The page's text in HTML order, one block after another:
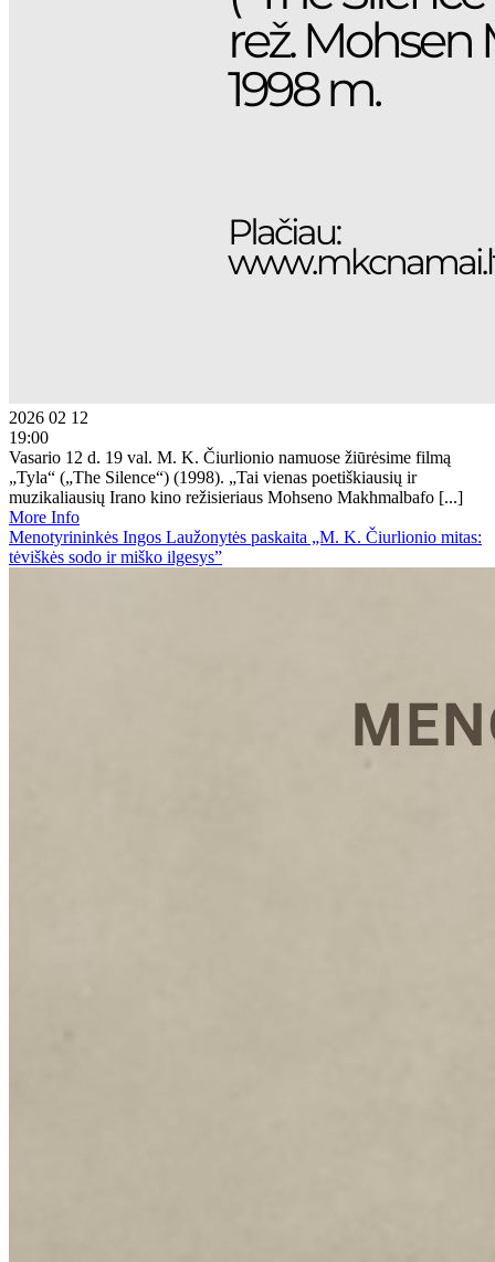
2026 02 12
19:00
Vasario 12 d. 19 val. M. K. Čiurlionio namuose žiūrėsime filmą
„Tyla“ („The Silence“) (1998). „Tai vienas poetiškiausių ir
muzikaliausių Irano kino režisieriaus Mohseno Makhmalbafo [...]
More Info
Menotyrininkės Ingos Laužonytės paskaita „M. K. Čiurlionio mitas:
tėviškės sodo ir miško ilgesys”